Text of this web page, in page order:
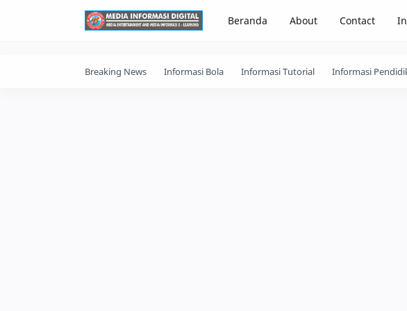
Beranda
About Contact
Breaking News Informasi Bola Informasi Tutorial Informasi